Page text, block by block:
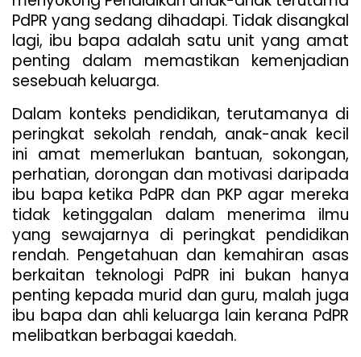
PdPR yang sedang dihadapi. Tidak disangkal
lagi, ibu bapa adalah satu unit yang amat
penting dalam memastikan kemenjadian
sesebuah keluarga.
Dalam konteks pendidikan, terutamanya di
peringkat sekolah rendah, anak-anak kecil
ini amat memerlukan bantuan, sokongan,
perhatian, dorongan dan motivasi daripada
ibu bapa ketika PdPR dan PKP agar mereka
tidak ketinggalan dalam menerima ilmu
yang sewajarnya di peringkat pendidikan
rendah. Pengetahuan dan kemahiran asas
berkaitan teknologi PdPR ini bukan hanya
penting kepada murid dan guru, malah juga
ibu bapa dan ahli keluarga lain kerana PdPR
melibatkan berbagai kaedah.